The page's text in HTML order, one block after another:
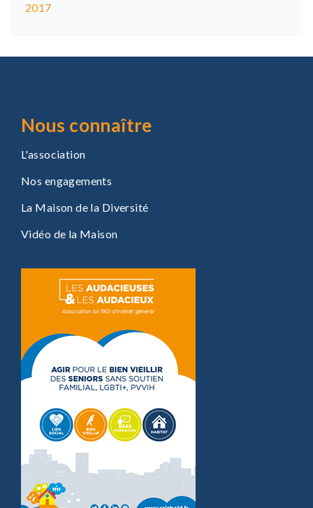
2017
Nous connaître
L'association
Nos engagements
La Maison de la Diversité
Vidéo de la Maison